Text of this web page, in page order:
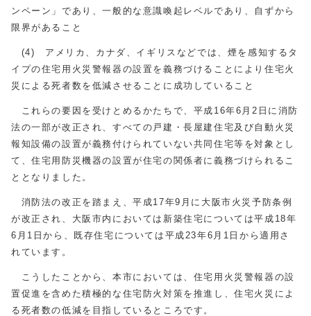
ンペーン」であり、一般的な意識喚起レベルであり、自ずから
限界があること
(4) アメリカ、カナダ、イギリスなどでは、煙を感知するタ
イプの住宅用火災警報器の設置を義務づけることにより住宅火
災による死者数を低減させることに成功していること
これらの要因を受けとめるかたちで、平成16年6月2日に消防
法の一部が改正され、すべての戸建・長屋建住宅及び自動火災
報知設備の設置が義務付けられていない共同住宅等を対象とし
て、住宅用防災機器の設置が住宅の関係者に義務づけられるこ
ととなりました。
消防法の改正を踏まえ、平成17年9月に大阪市火災予防条例
が改正され、大阪市内においては新築住宅については平成18年
6月1日から、既存住宅については平成23年6月1日から適用さ
れています。
こうしたことから、本市においては、住宅用火災警報器の設
置促進を含めた積極的な住宅防火対策を推進し、住宅火災によ
る死者数の低減を目指しているところです。